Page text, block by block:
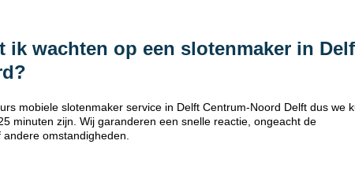
ik wachten op een slotenmaker in
mobiele slotenmaker service in Delft Centrum-Noord Delft dus we
minuten zijn. Wij garanderen een snelle reactie, ongeacht de
omstandigheden.